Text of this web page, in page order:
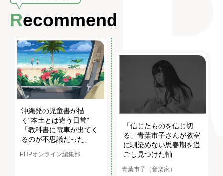
Recommend
沖縄発の児童書が描
く“本土とは違う日常”
「教科書に電車が出てく
るのが不思議だった」
PHPオンライン編集部
「信じたものを信じ切
る」青葉市子さんが教室
に馴染めない思春期を過
ごし見つけた軸
青葉市子（音楽家）